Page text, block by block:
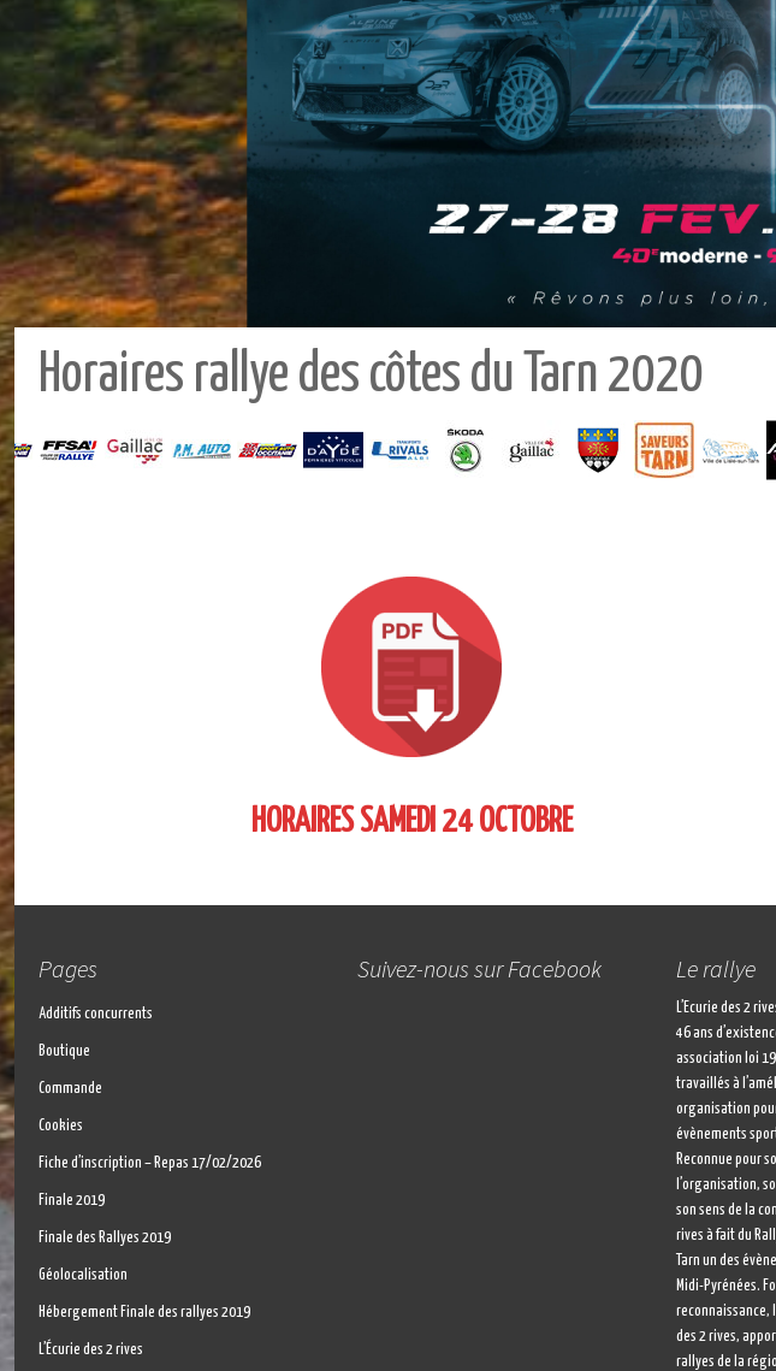
Horaires rallye des côtes du Tarn 2020
HORAIRES SAMEDI 24 OCTOBRE
Pages
Additifs concurrents
Boutique
Commande
Cookies
Fiche d’inscription – Repas 17/02/2026
Finale 2019
Finale des Rallyes 2019
Géolocalisation
Hébergement Finale des rallyes 2019
L’Écurie des 2 rives
Suivez-nous sur Facebook Le rallye
L’Ecurie des 2
46 ans
association loi
travaillés à
organisation
évènements
Reconnue pour
l’organisation,
son sens de la
rives à fait du
Tarn un des
Midi-Pyrénées.
reconnaissance,
des 2 rives,
rallyes de la